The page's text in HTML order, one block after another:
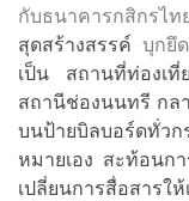
กับธนาคารกสิกรไท
สุดสร้างสรรค์ บุกยึ
เป็น สถานที่ท่องเ
สถานีช่องนนทรี กล
บนป้ายบิลบอร์ดทั่วก
หมายเอง สะท้อนก
เปลี่ยนการสื่อสารให้